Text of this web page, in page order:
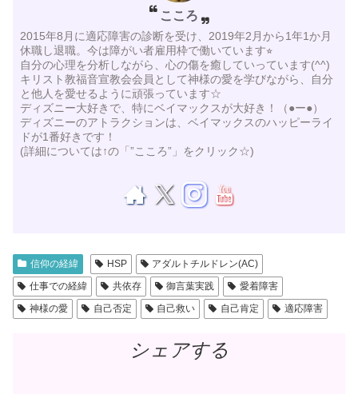
こころ
2015年8月に適応障害の診断を受け、2019年2月から1年1か月
休職し退職。今は障がい者雇用枠で働いています⭐︎
自分の心理を分析しながら、心の傷を癒していっています(^^)
キリスト教福音宣教会会員として神様の愛を学びながら、自分
と他人を愛せるように頑張っています☆
ディズニー大好きで、特にベイマックスが大好き！（●ー●）
ディズニーのアトラクションは、ベイマックスのハッピーライ
ドが1番好きです！
(詳細については↑の「”こころ”」をクリック☆)
信仰の経緯 HSP
アダルトチルドレン(AC)
仕事での経緯
共依存 御言葉実践
愛着障害
神様の愛
自己否定 自己救い 自己肯定 適応障害
シェアする